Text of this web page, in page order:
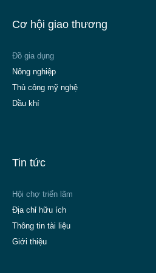
Cơ hội giao thương
Đồ gia dụng
Nông nghiệp
Thủ công mỹ nghệ
Dầu khí
Tin tức
Hội chợ triển lãm
Địa chỉ hữu ích
Thông tin tài liệu
Giới thiệu